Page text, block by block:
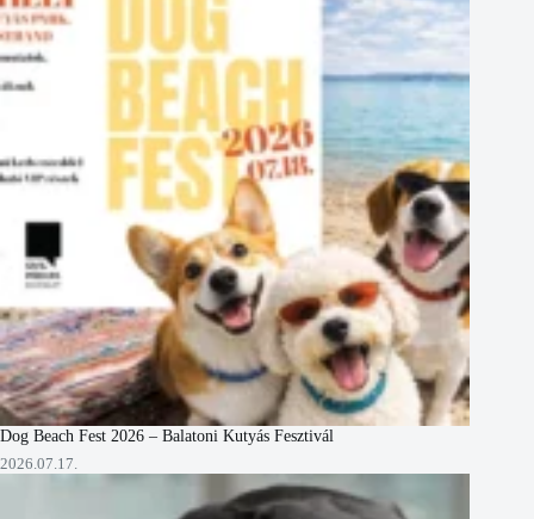
Dog Beach Fest 2026 – Balatoni Kutyás Fesztivál
2026.07.17.